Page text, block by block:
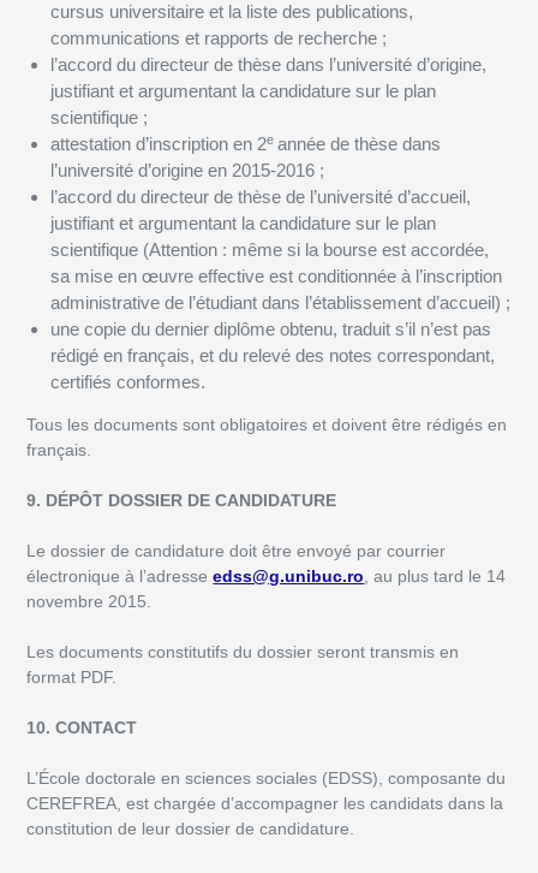
cursus universitaire et la liste des publications,
communications et rapports de recherche ;
l’accord du directeur de thèse dans l’université d’origine,
justifiant et argumentant la candidature sur le plan
scientifique ;
attestation d’inscription en 2e année de thèse dans
l’université d’origine en 2015-2016 ;
l’accord du directeur de thèse de l’université d’accueil,
justifiant et argumentant la candidature sur le plan
scientifique (Attention : même si la bourse est accordée,
sa mise en œuvre effective est conditionnée à l’inscription
administrative de l’étudiant dans l’établissement d’accueil) ;
une copie du dernier diplôme obtenu, traduit s’il n’est pas
rédigé en français, et du relevé des notes correspondant,
certifiés conformes.
Tous les documents sont obligatoires et doivent être rédigés en
français.
9. DÉPÔT DOSSIER DE CANDIDATURE
Le dossier de candidature doit être envoyé par courrier
électronique à l’adresseedss@g.unibuc.ro, au plus tard le 14
novembre 2015.
Les documents constitutifs du dossier seront transmis en
format PDF.
10. CONTACT
L’École doctorale en sciences sociales (EDSS), composante du
CEREFREA, est chargée d’accompagner les candidats dans la
constitution de leur dossier de candidature.